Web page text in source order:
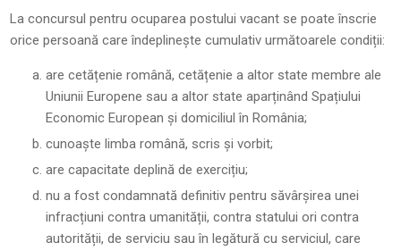
La concursul pentru ocuparea postului vacant se poate înscrie
orice persoană care îndeplinește cumulativ următoarele condiții:
are cetățenie română, cetățenie a altor state membre ale
Uniunii Europene sau a altor state aparținând Spațiului
Economic European și domiciliul în România;
cunoaște limba română, scris și vorbit;
are capacitate deplină de exercițiu;
nu a fost condamnată definitiv pentru săvârșirea unei
infracțiuni contra umanității, contra statului ori contra
autorității, de serviciu sau în legătură cu serviciul, care